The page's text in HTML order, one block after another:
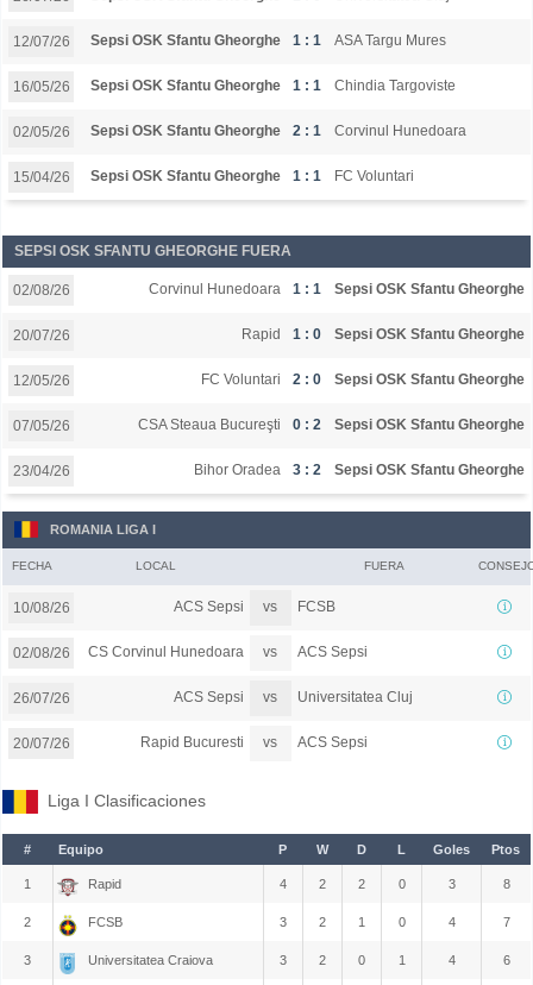
12/07/26 Sepsi OSK Sfantu Gheorghe 1 : 1 ASA Targu Mures
16/05/26 Sepsi OSK Sfantu Gheorghe 1 : 1 Chindia Targoviste
02/05/26 Sepsi OSK Sfantu Gheorghe 2 : 1 Corvinul Hunedoara
15/04/26 Sepsi OSK Sfantu Gheorghe 1 : 1 FC Voluntari
SEPSI OSK SFANTU GHEORGHE FUERA
02/08/26 Corvinul Hunedoara 1 : 1 Sepsi OSK Sfantu Gheorghe
20/07/26 Rapid 1 : 0 Sepsi OSK Sfantu Gheorghe
12/05/26 FC Voluntari 2 : 0 Sepsi OSK Sfantu Gheorghe
07/05/26 CSA Steaua Bucureşti 0 : 2 Sepsi OSK Sfantu Gheorghe
23/04/26 Bihor Oradea 3 : 2 Sepsi OSK Sfantu Gheorghe
ROMANIA LIGA I
FECHA LOCAL FUERA
10/08/26 ACS Sepsi vs FCSB
02/08/26 CS Corvinul Hunedoara vs ACS Sepsi
26/07/26 ACS Sepsi vs Universitatea Cluj
20/07/26 Rapid Bucuresti vs ACS Sepsi
Liga I Clasificaciones
# Equipo P W D L Goles Ptos
1 Rapid 4 2 2 0 3 8
2 FCSB 3 2 1 0 4 7
3 Universitatea Craiova 3 2 0 1 4 6